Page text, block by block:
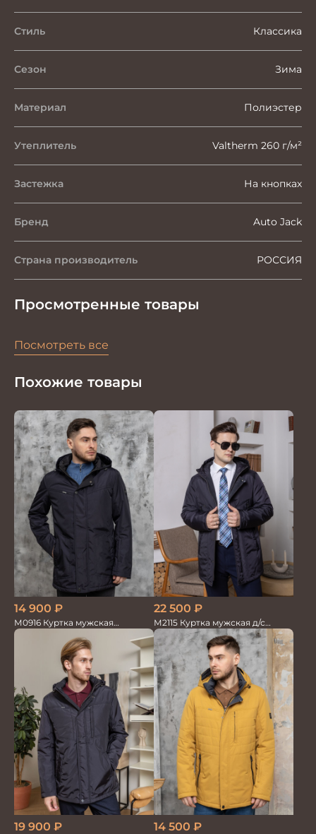
Стиль Классика
Сезон Зима
Материал Полиэстер
Утеплитель Valtherm 260 г/м²
Застежка На кнопках
Бренд Auto Jack
Страна производитель РОССИЯ
Просмотренные товары
Посмотреть все
Похожие товары
14 900 ₽
М0916 Куртка мужская
т.коричневый
22 500 ₽
М2115 Куртка мужская д/с
т.коричневый
19 900 ₽ 14 500 ₽